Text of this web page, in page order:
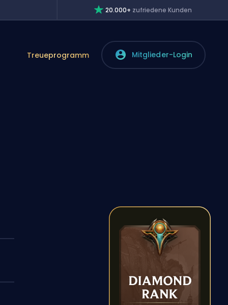
20.000+ zufriedene Kunden
Treueprogramm Mitglieder-Login